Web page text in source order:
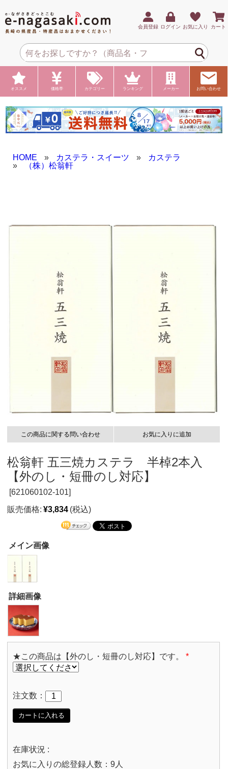
会員登録 ログイン お気に入り カート
オススメ 価格帯 カテゴリー ランキング メーカー お問い合わせ
HOME » カステラ・スイーツ »
カステラ
»
（株）松翁軒
この商品に関する問い合わせ お気に入りに追加
松翁軒 五三焼カステラ 半棹2本入
【外のし・短冊のし対応】
[621060102-101]
販売価格: ¥3,834 (税込)
メイン画像
詳細画像
★この商品は【外のし・短冊のし対応】です。 *
注文数：
カートに入れる
在庫状況 :
お気に入りの総登録人数：9人